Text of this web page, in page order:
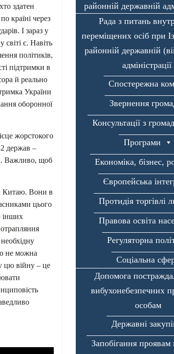
здатен
країні через
І зараз у
є. Навіть
політиків,
підтримки в
й реально
України
оборонної
жорстокого
держав –
Важливо, щоб
Китаю. Вони в
цього
інших
не можна
цю війну – це
районній державній
Рада з питань
переміщених осіб при
районній державній
адміністрації
Спостережна
Звернення
Консультації з
Програми
Економіка, бізнес,
Європейська
Протидія торгівлі
Правова освіта
Регуляторна
Соціальна
Допомога
вибухонебезпечних
особам
Державні
Запобігання проявам